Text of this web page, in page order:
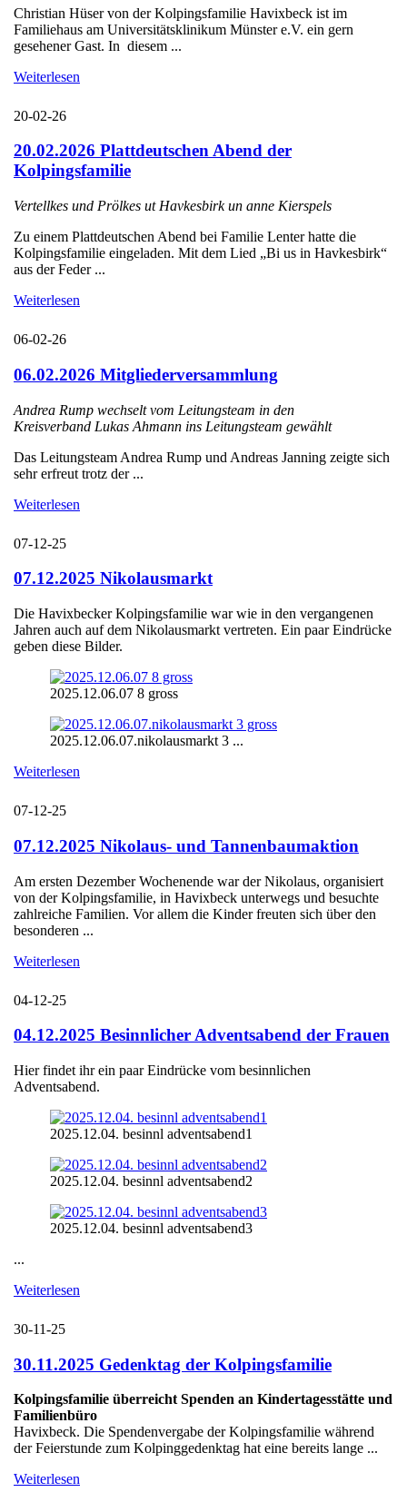
Christian Hüser von der Kolpingsfamilie Havixbeck ist im
Familiehaus am Universitätsklinikum Münster e.V. ein gern
gesehener Gast. In diesem ...
Weiterlesen
20-02-26
20.02.2026 Plattdeutschen Abend der
Kolpingsfamilie
Vertellkes und Prölkes ut Havkesbirk un anne Kierspels
Zu einem Plattdeutschen Abend bei Familie Lenter hatte die
Kolpingsfamilie eingeladen. Mit dem Lied „Bi us in Havkesbirk“
aus der Feder ...
Weiterlesen
06-02-26
06.02.2026 Mitgliederversammlung
Andrea Rump wechselt vom Leitungsteam in den
Kreisverband Lukas Ahmann ins Leitungsteam gewählt
Das Leitungsteam Andrea Rump und Andreas Janning zeigte sich
sehr erfreut trotz der ...
Weiterlesen
07-12-25
07.12.2025 Nikolausmarkt
Die Havixbecker Kolpingsfamilie war wie in den vergangenen
Jahren auch auf dem Nikolausmarkt vertreten. Ein paar Eindrücke
geben diese Bilder.
2025.12.06.07 8 gross
2025.12.06.07.nikolausmarkt 3 ...
Weiterlesen
07-12-25
07.12.2025 Nikolaus- und Tannenbaumaktion
Am ersten Dezember Wochenende war der Nikolaus, organisiert
von der Kolpingsfamilie, in Havixbeck unterwegs und besuchte
zahlreiche Familien. Vor allem die Kinder freuten sich über den
besonderen ...
Weiterlesen
04-12-25
04.12.2025 Besinnlicher Adventsabend der Frauen
Hier findet ihr ein paar Eindrücke vom besinnlichen
Adventsabend.
2025.12.04. besinnl adventsabend1
2025.12.04. besinnl adventsabend2
2025.12.04. besinnl adventsabend3
...
Weiterlesen
30-11-25
30.11.2025 Gedenktag der Kolpingsfamilie
Kolpingsfamilie überreicht Spenden an Kindertagesstätte und
Familienbüro
Havixbeck. Die Spendenvergabe der Kolpingsfamilie während
der Feierstunde zum Kolpinggedenktag hat eine bereits lange ...
Weiterlesen